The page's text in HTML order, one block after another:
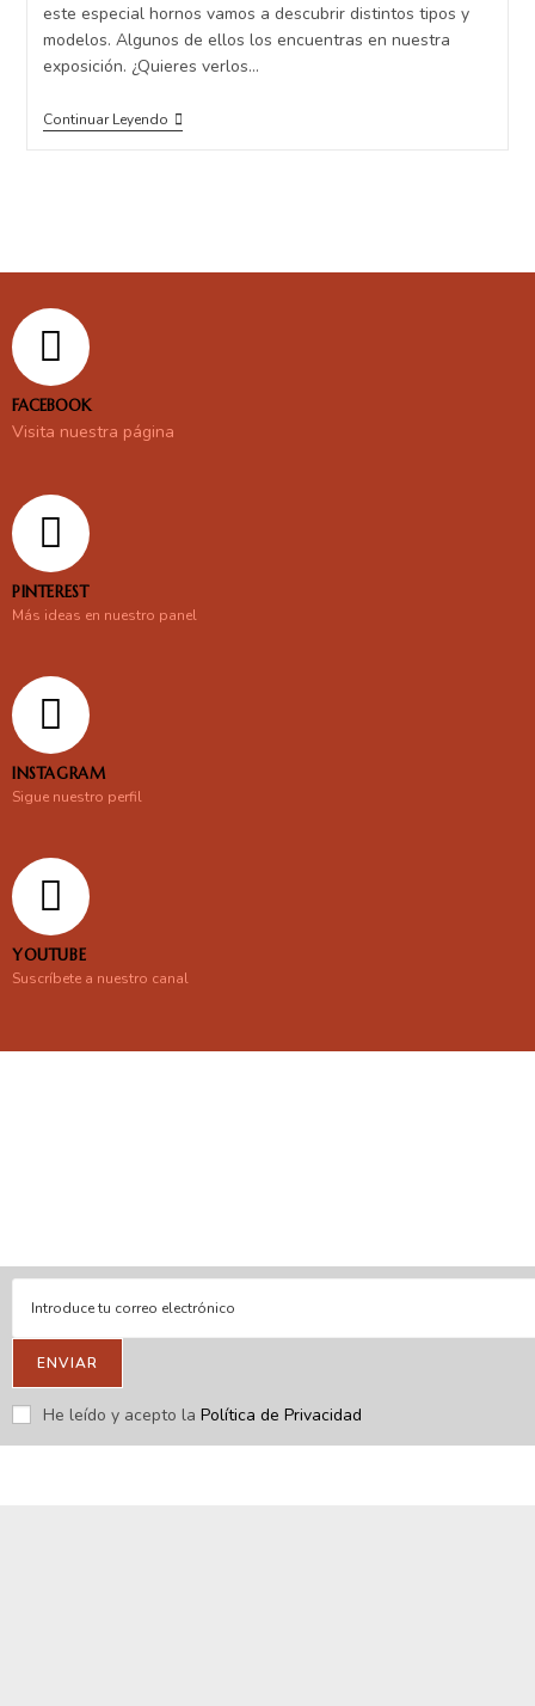
este especial hornos vamos a descubrir distintos tipos y
modelos. Algunos de ellos los encuentras en nuestra
exposición. ¿Quieres verlos…
Continuar Leyendo
FACEBOOK
Visita nuestra página
PINTEREST
Más ideas en nuestro panel
INSTAGRAM
Sigue nuestro perfil
YOUTUBE
Suscríbete a nuestro canal
ENVIAR
He leído y acepto la Política de Privacidad